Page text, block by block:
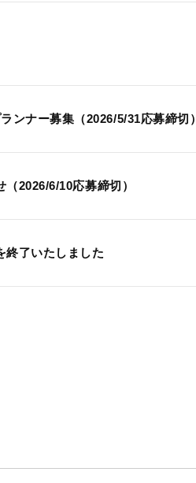
ンナー募集（2026/5/31応募締切）
2026/6/10応募締切）
終了いたしました